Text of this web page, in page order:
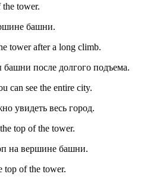
tower.
башни.
tower after a long climb.
после долгого подъема.
can see the entire city.
увидеть весь город.
top of the tower.
на вершине башни.
top of the tower.